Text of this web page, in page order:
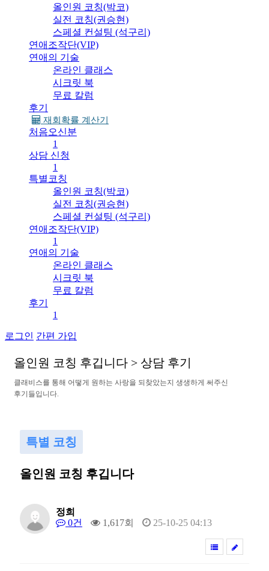
올인원 코칭(박코)
실전 코칭(권승현)
스페셜 컨설팅 (석구리)
연애조작단(VIP)
연애의 기술
온라인 클래스
시크릿 북
무료 칼럼
후기
재회확률 계산기
처음오신분
1
상담 신청
1
특별코칭
올인원 코칭(박코)
실전 코칭(권승현)
스페셜 컨설팅 (석구리)
연애조작단(VIP)
1
연애의 기술
온라인 클래스
시크릿 북
무료 칼럼
후기
1
로그인 간편 가입
올인원 코칭 후깁 니 다 > 상담 후기
클래비 스를 통해 어 떻게 원하는 사랑을 되 찾았는지 생생하게 써 주신
후기 들입 니 다.
특별 코칭
올인원 코칭 후깁니다
정희
0건
1,617회 25-10-25 04:13